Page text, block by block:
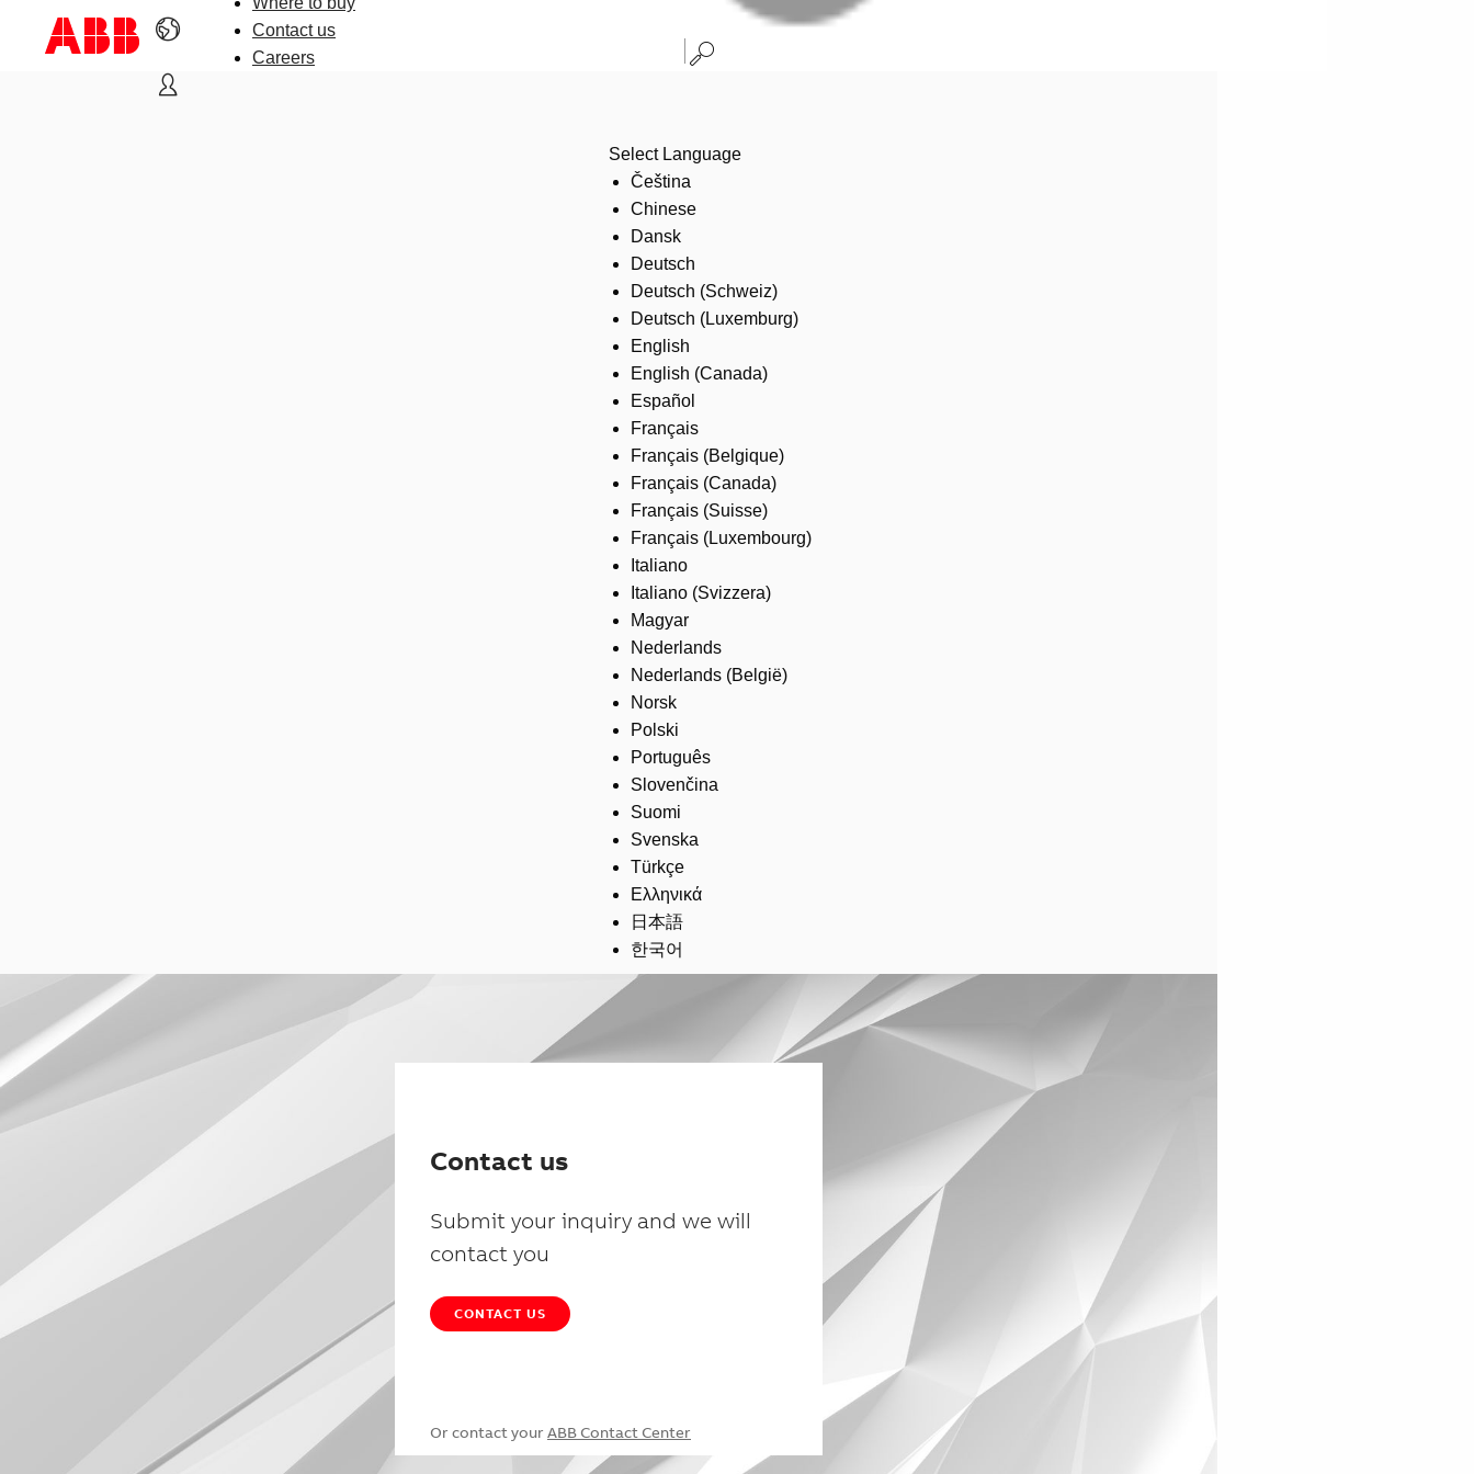
Contact us
Careers
Select Language
Čeština
Chinese
Dansk
Deutsch
Deutsch (Schweiz)
Deutsch (Luxemburg)
English
English (Canada)
Español
Français
Français (Belgique)
Français (Canada)
Français (Suisse)
Français (Luxembourg)
Italiano
Italiano (Svizzera)
Magyar
Nederlands
Nederlands (België)
Norsk
Polski
Português
Slovenčina
Suomi
Svenska
Türkçe
Ελληνικά
日本語
한국어
Contact us
Submit your inquiry and we will
contact you
CONTACT US
Or contact your ABB Contact Center